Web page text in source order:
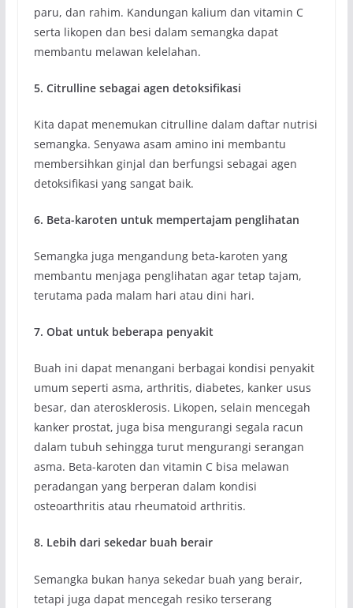
paru, dan rahim. Kandungan kalium dan vitamin C
serta likopen dan besi dalam semangka dapat
membantu melawan kelelahan.
5. Citrulline sebagai agen detoksifikasi
Kita dapat menemukan citrulline dalam daftar nutrisi
semangka. Senyawa asam amino ini membantu
membersihkan ginjal dan berfungsi sebagai agen
detoksifikasi yang sangat baik.
6. Beta-karoten untuk mempertajam penglihatan
Semangka juga mengandung beta-karoten yang
membantu menjaga penglihatan agar tetap tajam,
terutama pada malam hari atau dini hari.
7. Obat untuk beberapa penyakit
Buah ini dapat menangani berbagai kondisi penyakit
umum seperti asma, arthritis, diabetes, kanker usus
besar, dan aterosklerosis. Likopen, selain mencegah
kanker prostat, juga bisa mengurangi segala racun
dalam tubuh sehingga turut mengurangi serangan
asma. Beta-karoten dan vitamin C bisa melawan
peradangan yang berperan dalam kondisi
osteoarthritis atau rheumatoid arthritis.
8. Lebih dari sekedar buah berair
Semangka bukan hanya sekedar buah yang berair,
tetapi juga dapat mencegah resiko terserang